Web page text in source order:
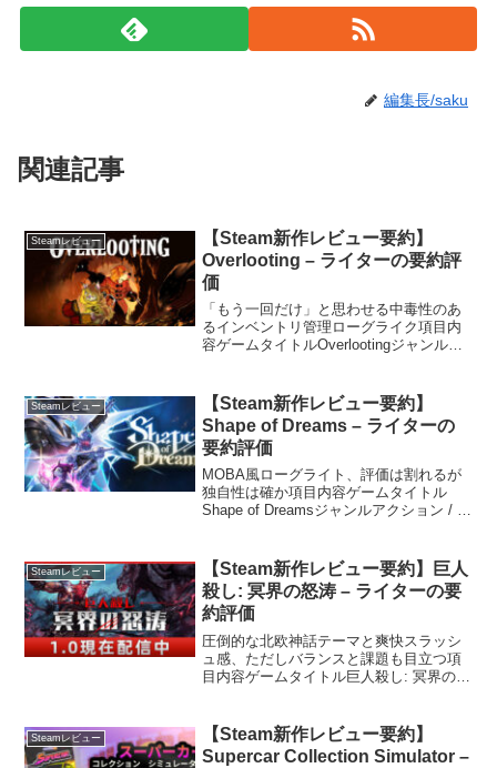
編集長/saku
関連記事
Steamレビュー
【Steam新作レビュー要約】
Overlooting – ライターの要約評
価
「もう一回だけ」と思わせる中毒性のあ
るインベントリ管理ローグライク項目内
容ゲームタイトルOverlootingジャンルア
ーは参考になった順で好評上位1...
Steamレビュー
【Steam新作レビュー要約】
Shape of Dreams – ライターの
要約評価
MOBA風ローグライト、評価は割れるが
独自性は確か項目内容ゲームタイトル
Shape of Dreamsジャンルアクション / ア
考本レビューは参考にな...
Steamレビュー
【Steam新作レビュー要約】巨人
殺し: 冥界の怒涛 – ライターの要
約評価
圧倒的な北欧神話テーマと爽快スラッシ
ュ感、ただしバランスと課題も目立つ項
目内容ゲームタイトル巨人殺し: 冥界の怒
件時点）備考本レビューは参考になった
順で...
Steamレビュー
【Steam新作レビュー要約】
Supercar Collection Simulator –